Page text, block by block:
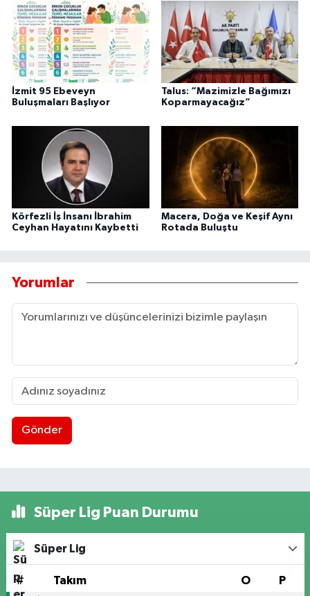
İzmit 95 Ebeveyn
Buluşmaları Başlıyor
Talus: “Mazimizle Bağımızı
Koparmayacağız”
Körfezli İş İnsanı İbrahim
Ceyhan Hayatını Kaybetti
Macera, Doğa ve Keşif Aynı
Rotada Buluştu
Yorumlar
Gönder
Süper Lig Puan Durumu
Süper Lig
# Takım O P